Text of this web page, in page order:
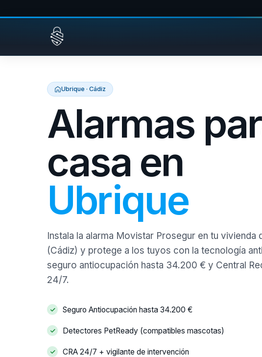
Ubrique · Cádiz
Alarmas
casa en
Ubrique
Instala la alarma Movistar Prosegur en tu vivienda
(Cádiz) y protege a los tuyos con la tecnología
seguro antiocupación hasta 34.200 € y Central
24/7.
Seguro Antiocupación hasta 34.200 €
Detectores PetReady (compatibles mascotas)
CRA 24/7 + vigilante de intervención